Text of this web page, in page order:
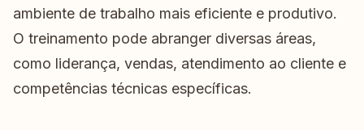
ambiente de trabalho mais eficiente e produtivo.
O treinamento pode abranger diversas áreas,
como liderança, vendas, atendimento ao cliente e
competências técnicas específicas.